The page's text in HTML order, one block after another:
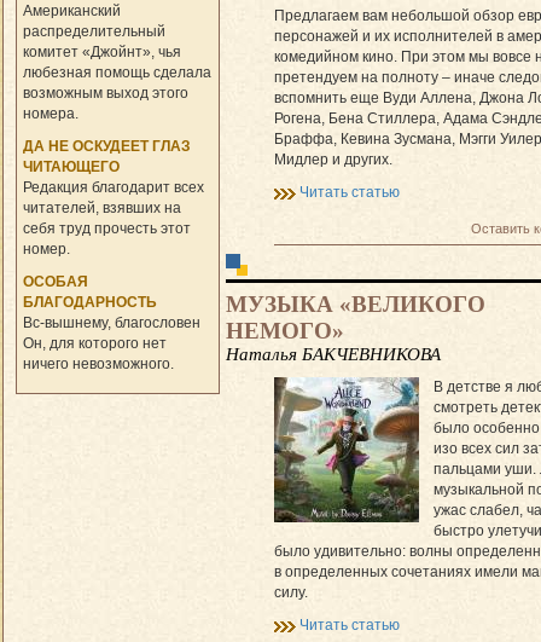
Американский
распределительный
комитет «Джойнт», чья
любезная помощь сделала
возможным выход этого
номера.
ДА НЕ ОСКУДЕЕТ ГЛАЗ
ЧИТАЮЩЕГО
Редакция благодарит всех
читателей, взявших на
себя труд прочесть этот
номер.
ОСОБАЯ
БЛАГОДАРНОСТЬ
Вс-вышнему, благословен
Он, для которого нет
ничего невозможного.
Предлагаем вам небольшой обзор
персонажей и их исполнителей в
комедийном кино. При этом мы вовсе
претендуем на полноту – иначе
вспомнить еще Вуди Аллена, Джона
Рогена, Бена Стиллера, Адама
Браффа, Кевина Зусмана, Мэгги
Мидлер и других.
Читать статью
Оставить
МУЗЫКА «ВЕЛИКОГО
НЕМОГО»
Наталья БАКЧЕВНИКОВА
В детстве я
смотреть
было
изо всех сил
пальцами
музыкальной
ужас слабел,
быстро
было удивительно: волны
в определенных сочетаниях имели
силу.
Читать статью